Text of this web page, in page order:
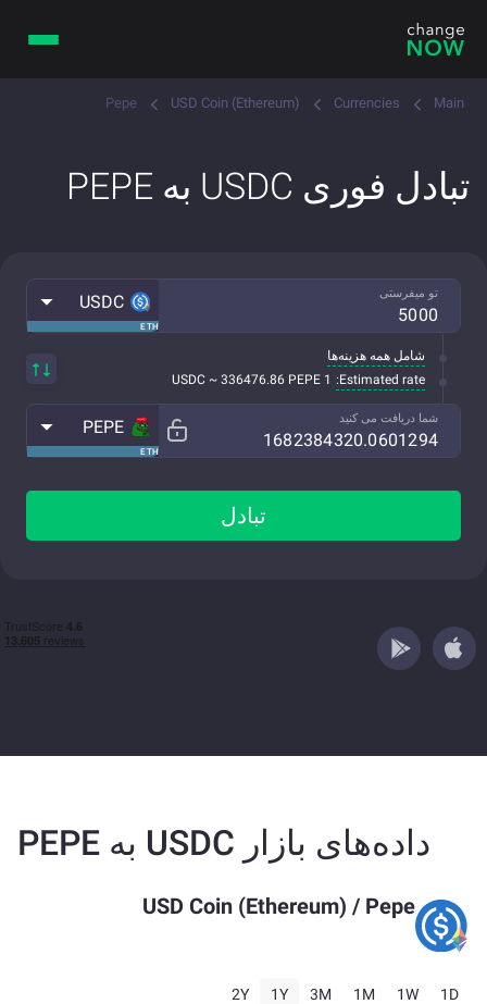
Main
Currencies
USD Coin (Ethereum)
Pepe
تبادل فوری USDC به PEPE
تو میفرستی
ETH
USDC
شامل همه هزینه‌ها
Estimated rate:
1 USDC ~ 336476.86 PEPE
شما دریافت می کنید
ETH
PEPE
تبادل
داده‌های بازار USDC به PEPE
USD Coin (Ethereum) / Pepe
1D
1W
1M
3M
1Y
2Y